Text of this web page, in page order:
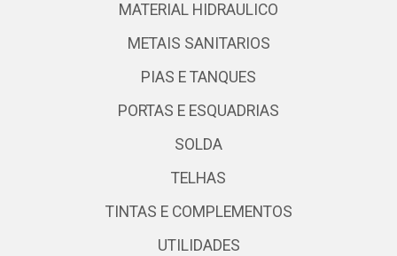
MATERIAL HIDRAULICO
METAIS SANITARIOS
PIAS E TANQUES
PORTAS E ESQUADRIAS
SOLDA
TELHAS
TINTAS E COMPLEMENTOS
UTILIDADES